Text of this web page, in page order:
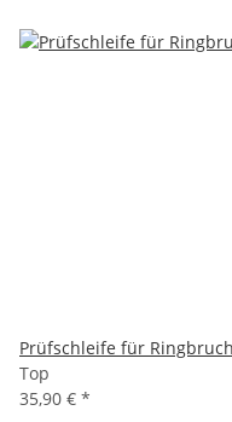
Prüfschleife für
Top
35,90 € *